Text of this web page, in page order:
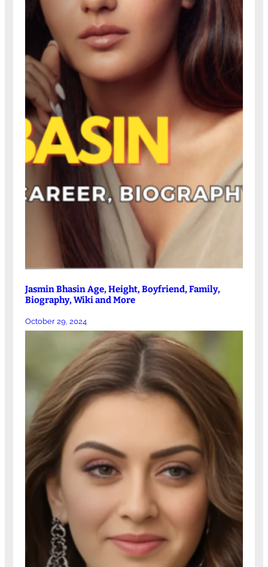
Jasmin Bhasin Age, Height, Boyfriend, Family,
Biography, Wiki and More
October 29, 2024